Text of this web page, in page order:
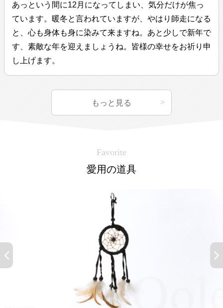
あっという間に12月になってしまい、気分だけが焦っ
ています。暖冬と言われていますが、やはり師走になる
と、心も身体も身に染みて来ますね。あと少しで新年で
す、素敵な年を迎えましょうね。皆様の幸せをお祈り申
し上げます。
もっと見る
Favorite
愛用の道具